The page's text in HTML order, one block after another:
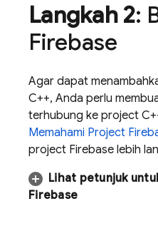
Langkah 2:
Firebase
Agar dapat
C++, Anda perlu
terhubung ke project
Memahami Project
project Firebase lebih
Lihat petunjuk
Firebase